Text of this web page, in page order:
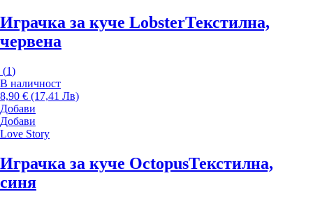
Играчка за куче LobsterТекстилна,
червена
(1)
В наличност
8,90 € (17,41 Лв)
Добави
Добави
Love Story
Играчка за куче OctopusТекстилна,
синя